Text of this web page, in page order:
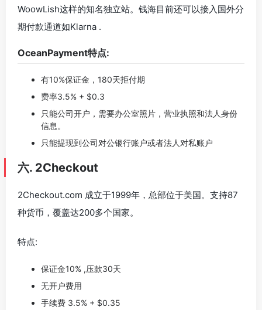
WoowLish这样的知名独立站。钱海目前还可以接入国外分
期付款通道如Klarna .
OceanPayment特点:
有10%保证金，180天拒付期
费率3.5% + $0.3
只能公司开户，需要办公室照片，营业执照和法人身份
信息。
只能提现到公司对公银行账户或者法人对私账户
六. 2Checkout
2Checkout.com 成立于1999年，总部位于美国。支持87
种货币，覆盖达200多个国家。
特点:
保证金10% ,压款30天
无开户费用
手续费 3.5% + $0.35